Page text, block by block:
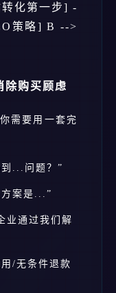
化第一步] -
策略] B -->
除购买顾虑
需要用一套完
到...问题？”
方案是...”
业通过我们解
/无条件退款